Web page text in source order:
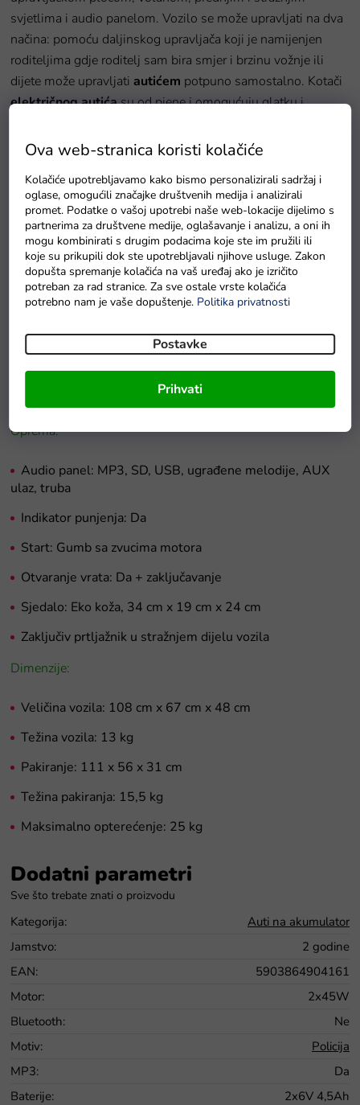
Ova web-stranica koristi kolačiće
Kolačiće upotrebljavamo kako bismo personalizirali sadržaj i
oglase, omogućili značajke društvenih medija i analizirali
promet. Podatke o vašoj upotrebi naše web-lokacije dijelimo s
partnerima za društvene medije, oglašavanje i analizu, a oni ih
mogu kombinirati s drugim podacima koje ste im pružili ili
koje su prikupili dok ste upotrebljavali njihove usluge. Zakon
dopušta spremanje kolačića na vaš uređaj ako je izričito
potreban za rad stranice. Za sve ostale vrste kolačića
potrebno nam je vaše dopuštenje. Politika privatnosti
Postavke
Prihvati
svjetlima i audio panelom. Vozilo se može upravljati na dva
načina: pomoću daljinskog upravljača koji je namijenjen
roditeljima gdje roditelj sam bira smjer i brzinu vožnje ili
dijete može upravljati autićem potpuno samostalno. Kotači
električnog autićasu od pjene i omogućuju glatku i
Motor: 2 x RS380-12V / 6000RPM
Baterija:12V/4,5Ah
Daljinski upravljač: 2,4 GHz, 3 brzine, gumb za sigurno
zaustavljanje
Kotači: EVA pjenasti kotači, 23 x 7,5 cm
Amortizeri: 2 x prednji
Polagani start
Svjetla: LED prednja i stražnja, policijska svjetla
Oprema:
Audio panel: MP3, SD, USB, ugrađene melodije, AUX
ulaz, truba
Indikator punjenja: Da
Start: Gumb sa zvucima motora
Otvaranje vrata: Da + zaključavanje
Sjedalo: Eko koža, 34 cm x 19 cm x 24 cm
Zaključiv prtljažnik u stražnjem dijelu vozila
Dimenzije:
Veličina vozila: 108 cm x 67 cm x 48 cm
Težina vozila: 13 kg
Pakiranje: 111 x 56 x 31 cm
Težina pakiranja: 15,5 kg
Maksimalno opterećenje: 25 kg
Dodatni parametri
Kategorija:
Auti na akumulator
Jamstvo:
2 godine
EAN:
5903864904161
Motor:
2x45W
Bluetooth:
Ne
Motiv:
Policija
MP3:
Da
Baterije:
2x6V 4,5Ah